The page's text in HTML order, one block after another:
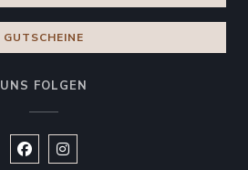
GUTSCHEINE
UNS FOLGEN
Facebook ((öffnet ein neues
Instagram ((öffnet ein neues